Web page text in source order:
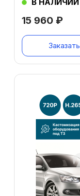
15 960 ₽
Заказать